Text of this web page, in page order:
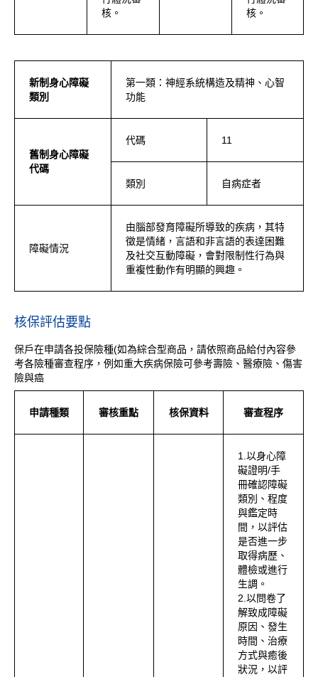
核。
核。
新制身心障礙
類別
第一類：神經系統構造及精神、心智
功能
舊制身心障礙
代碼
代碼 11
類別 自病症者
障礙情況
由腦部發育障礙所導致的疾病，其特
徵是情緒，言語和非言語的表達困難
及社交互動障礙，會對限制性行為與
重複性動作有明顯的興趣。
核保評估要點
保戶在申請各投保險種(如為綜合型商品，請依照商品給付內容參
考各險種審查程序，例如重大疾病保險可參考壽險、醫療險、傷害
險與癌
申請種類 審核重點 核保資料 審查程序
1.以身心障
礙證明/手
冊確認障礙
類別、程度
與鑑定時
間，以評估
是否進一步
取得病歷、
體檢或進行
生調。
2.以問卷了
解致成障礙
原因、發生
時間、治療
方式與癒後
狀況，以評